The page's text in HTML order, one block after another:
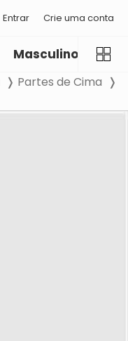
Entrar Crie uma conta
Masculino
Partes de Cima